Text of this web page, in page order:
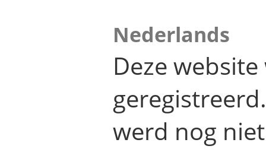
Nederlands
Deze
werd nog